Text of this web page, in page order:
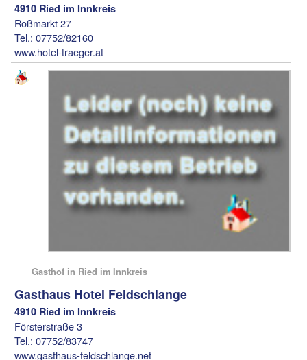
4910 Ried im Innkreis
Roßmarkt 27
Tel.: 07752/82160
www.hotel-traeger.at
Gasthof in Ried im Innkreis
Gasthaus Hotel Feldschlange
4910 Ried im Innkreis
Försterstraße 3
Tel.: 07752/83747
www.gasthaus-feldschlange.net